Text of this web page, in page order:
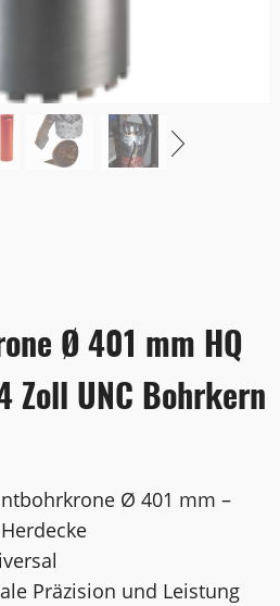
Ø 401 mm HQ
Zoll UNC Bohrkern
Ø 401 mm –
Präzision und Leistung